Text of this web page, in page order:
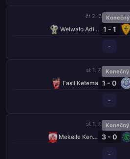
čt 2. 7. Konečný
Welwalo Adigrat Uni 1 - 1
-
st 1. 7. Konečný
Fasil Ketema 1 - 0
-
st 1. 7. Konečný
Mekelle Kenema 3 - 0
-